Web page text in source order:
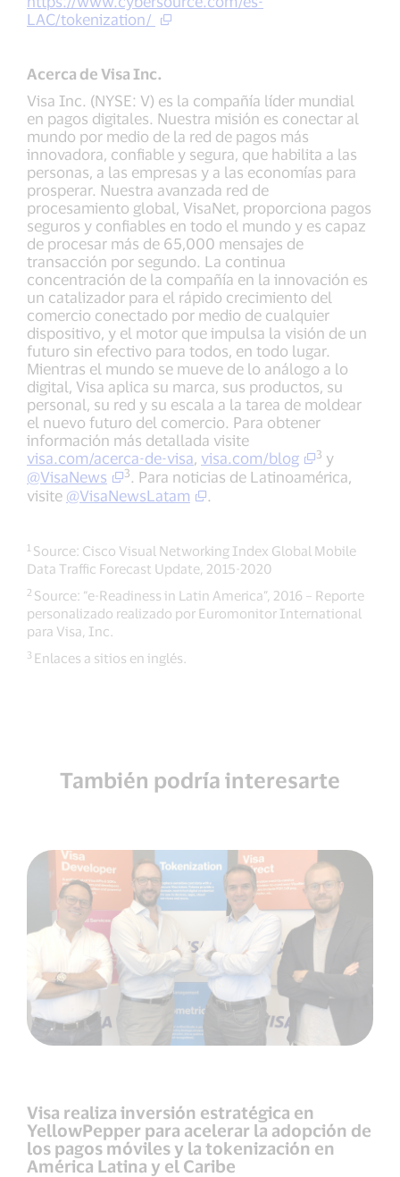
LAC/tokenization/
Acerca de Visa Inc.
Visa Inc. (NYSE: V) es la compañía líder mundial
en pagos digitales. Nuestra misión es conectar al
mundo por medio de la red de pagos más
innovadora, confiable y segura, que habilita a las
personas, a las empresas y a las economías para
prosperar. Nuestra avanzada red de
procesamiento global, VisaNet, proporciona pagos
seguros y confiables en todo el mundo y es capaz
de procesar más de 65,000 mensajes de
transacción por segundo. La continua
concentración de la compañía en la innovación es
un catalizador para el rápido crecimiento del
comercio conectado por medio de cualquier
dispositivo, y el motor que impulsa la visión de un
futuro sin efectivo para todos, en todo lugar.
Mientras el mundo se mueve de lo análogo a lo
digital, Visa aplica su marca, sus productos, su
personal, su red y su escala a la tarea de moldear
el nuevo futuro del comercio. Para obtener
información más detallada visite
visa.com/acerca-de-visa, visa.com/blog 3 y
@VisaNews
3 . Para noticias de Latinoamérica,
visite @VisaNewsLatam .
1 Source: Cisco Visual Networking Index Global Mobile
Data Traffic Forecast Update, 2015-2020
2 Source: “e-Readiness in Latin America”, 2016 – Reporte
personalizado realizado por Euromonitor International
para Visa, Inc.
3 Enlaces a sitios en inglés.
También podría interesarte
Visa realiza inversión estratégica en
YellowPepper para acelerar la adopción de
los pagos móviles y la tokenización en
América Latina y el Caribe